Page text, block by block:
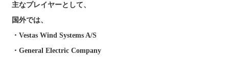
主なプレイヤーとして、
国外では、
・Vestas Wind Systems A/S
・General Electric Company